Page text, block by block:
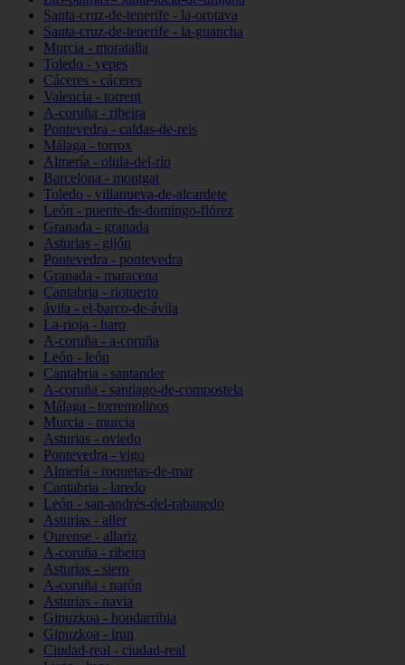
Santa-cruz-de-tenerife - la-orotava
Santa-cruz-de-tenerife - la-guancha
Murcia - moratalla
Toledo - yepes
Cáceres - cáceres
Valencia - torrent
A-coruña - ribeira
Pontevedra - caldas-de-reis
Málaga - torrox
Almería - olula-del-río
Barcelona - montgat
Toledo - villanueva-de-alcardete
León - puente-de-domingo-flórez
Granada - granada
Asturias - gijón
Pontevedra - pontevedra
Granada - maracena
Cantabria - riotuerto
ávila - el-barco-de-ávila
La-rioja - haro
A-coruña - a-coruña
León - león
Cantabria - santander
A-coruña - santiago-de-compostela
Málaga - torremolinos
Murcia - murcia
Asturias - oviedo
Pontevedra - vigo
Almería - roquetas-de-mar
Cantabria - laredo
León - san-andrés-del-rabanedo
Asturias - aller
Ourense - allariz
A-coruña - ribeira
Asturias - siero
A-coruña - narón
Asturias - navia
Gipuzkoa - hondarribia
Gipuzkoa - irun
Ciudad-real - ciudad-real